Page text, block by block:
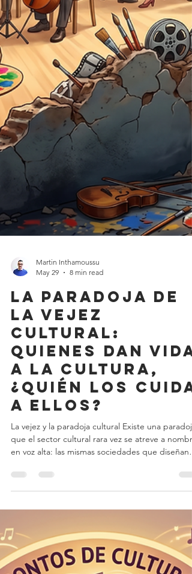
Martin Inthamoussu
May 29
8 min read
La paradoja de
la vejez
culturAL:
quienes dan vida
a la cultura,
¿quién los cuida
a ellos?
La vejez y la paradoja cultural Existe una paradoja
programas culturales para mejorar el bienestar
sus adultos mayores son, con frecuencia, las
mismas que han tolerado décadas de
laboral para los trabajadores culturales que hoy